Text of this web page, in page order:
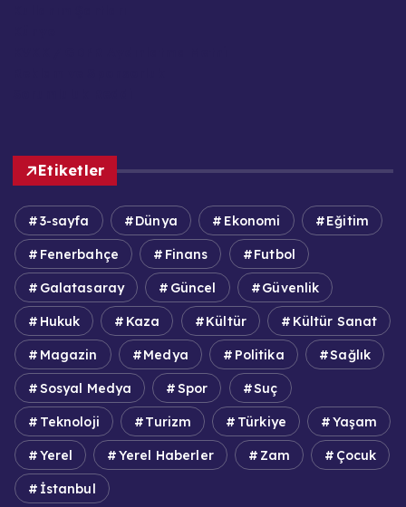
Etiketler
3-sayfa Dünya Ekonomi Eğitim
Fenerbahçe Finans Futbol
Galatasaray Güncel Güvenlik
Hukuk Kaza Kültür Kültür Sanat
Magazin Medya Politika Sağlık
Sosyal Medya Spor Suç
Teknoloji Turizm Türkiye Yaşam
Yerel Yerel Haberler Zam Çocuk
İstanbul